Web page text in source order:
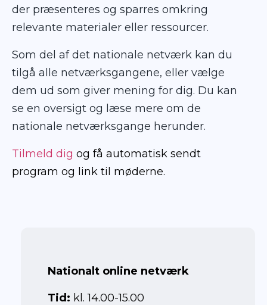
der præsenteres og sparres omkring
relevante materialer eller ressourcer.
Som del af det nationale netværk kan du
tilgå alle netværksgangene, eller vælge
dem ud som giver mening for dig. Du kan
se en oversigt og læse mere om de
nationale netværksgange herunder.
Tilmeld dig og få automatisk sendt
program og link til møderne.
Nationalt online netværk
Tid: kl. 14.00-15.00